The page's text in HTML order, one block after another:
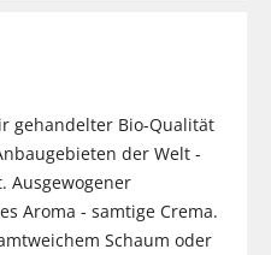
gehandelter Bio-Qualität
der Welt -
Ausgewogener
Aroma - samtige Crema.
Schaum oder